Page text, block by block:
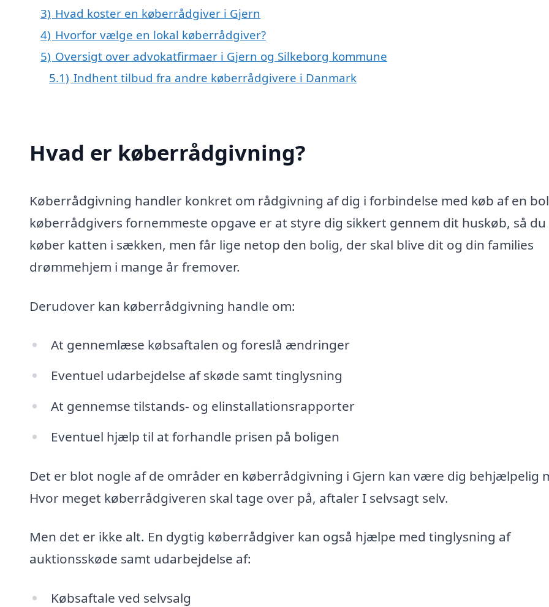
3) Hvad koster en køberrådgiver i Gjern
4) Hvorfor vælge en lokal køberrådgiver?
5) Oversigt over advokatfirmaer i Gjern og Silkeborg kommune
5.1) Indhent tilbud fra andre køberrådgivere i Danmark
Hvad er køberrådgivning?
Køberrådgivning handler konkret om rådgivning af dig i forbindelse med køb af en
køberrådgivers fornemmeste opgave er at styre dig sikkert gennem dit huskøb, så du
køber katten i sækken, men får lige netop den bolig, der skal blive dit og din families
drømmehjem i mange år fremover.
Derudover kan køberrådgivning handle om:
At gennemlæse købsaftalen og foreslå ændringer
Eventuel udarbejdelse af skøde samt tinglysning
At gennemse tilstands- og elinstallationsrapporter
Eventuel hjælp til at forhandle prisen på boligen
Det er blot nogle af de områder en køberrådgivning i Gjern kan være dig behjælpelig
Hvor meget køberrådgiveren skal tage over på, aftaler I selvsagt selv.
Men det er ikke alt. En dygtig køberrådgiver kan også hjælpe med tinglysning af
auktionsskøde samt udarbejdelse af:
Købsaftale ved selvsalg